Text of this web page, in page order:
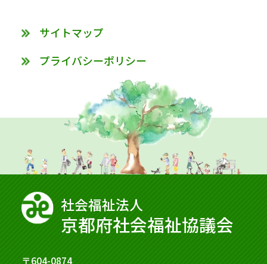
サイトマップ
プライバシーポリシー
社会福祉法⼈
京都府社会福祉協議会
〒604-0874